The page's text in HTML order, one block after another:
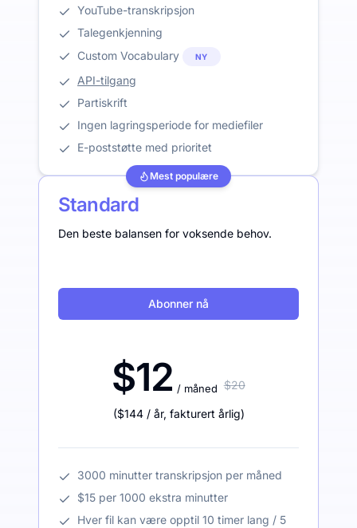
YouTube-transkripsjon
Talegenkjenning
Custom Vocabulary
NY
API-tilgang
Partiskrift
Ingen lagringsperiode for mediefiler
E-poststøtte med prioritet
Mest populære
Standard
Den beste balansen for voksende behov.
Abonner nå
$12 / måned $20
($144 / år, fakturert årlig)
3000 minutter transkripsjon per måned
$15 per 1000 ekstra minutter
Hver fil kan være opptil 10 timer lang / 5